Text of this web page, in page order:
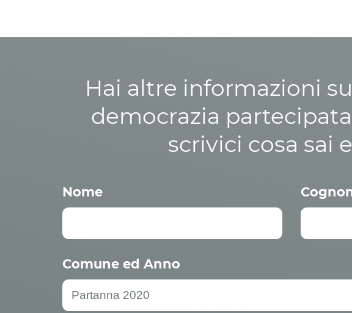
Hai altre informazioni
democrazia
scrivici cosa sai
Nome
Comune ed Anno